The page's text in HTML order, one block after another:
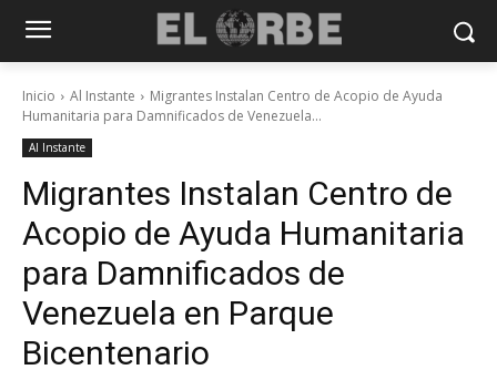
Inicio Al Instante
Migrantes Instalan Centro de Acopio de Ayuda
Humanitaria para Damnificados de Venezuela...
Al Instante
Migrantes Instalan Centro de
Acopio de Ayuda Humanitaria
para Damnificados de
Venezuela en Parque
Bicentenario